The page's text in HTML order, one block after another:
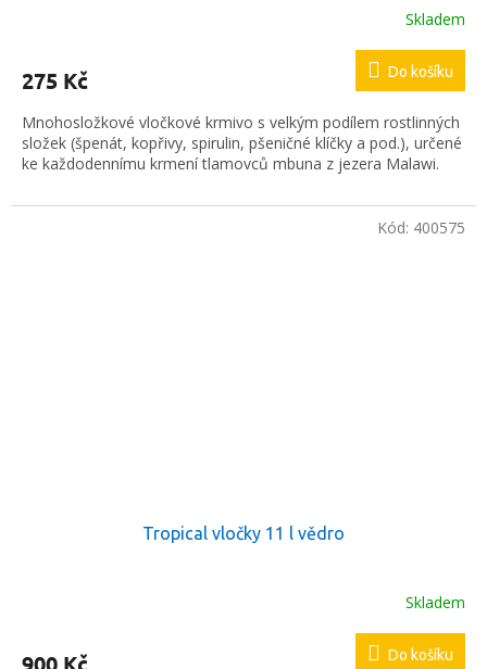
Skladem
275 Kč Do košíku
Mnohosložkové vločkové krmivo s velkým podílem rostlinných
složek (špenát, kopřivy, spirulin, pšeničné klíčky a pod.), určené
ke každodennímu krmení tlamovců mbuna z jezera Malawi.
Tropical vločky 11 l vědro
Skladem
Do košíku
Kód: 400575